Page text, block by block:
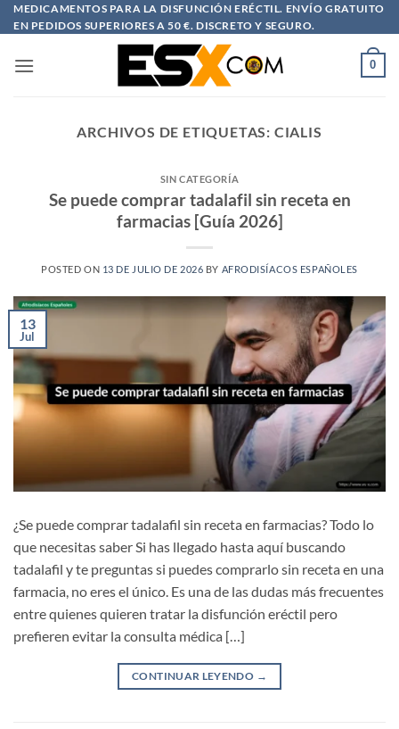
Saltar
al
MEDICAMENTOS PARA LA DISFUNCIÓN ERÉCTIL. ENVÍO GRATUITO
EN PEDIDOS SUPERIORES A 50 €. DISCRETO Y SEGURO.
0
ARCHIVOS DE ETIQUETAS: CIALIS
SIN CATEGORÍA
Se puede comprar tadalafil sin receta en
farmacias [Guía 2026]
POSTED ON 13 DE JULIO DE 2026 BY AFRODISÍACOS ESPAÑOLES
13
Jul
¿Se puede comprar tadalafil sin receta en farmacias? Todo lo
que necesitas saber Si has llegado hasta aquí buscando
tadalafil y te preguntas si puedes comprarlo sin receta en una
farmacia, no eres el único. Es una de las dudas más frecuentes
entre quienes quieren tratar la disfunción eréctil pero
prefieren evitar la consulta médica […]
CONTINUAR LEYENDO →